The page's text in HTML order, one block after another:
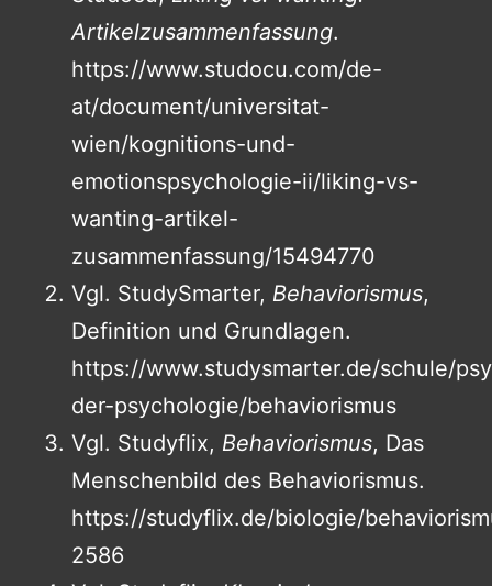
Artikelzusammenfassung.
https://www.studocu.com/de-
at/document/universitat-
wien/kognitions-und-
emotionspsychologie-ii/liking-vs-
wanting-artikel-
zusammenfassung/15494770
Vgl. StudySmarter, Behaviorismus,
Definition und Grundlagen.
https://www.studysmarter.de/schule/
der-psychologie/behaviorismus
Vgl. Studyflix, Behaviorismus, Das
Menschenbild des Behaviorismus.
https://studyflix.de/biologie/
2586